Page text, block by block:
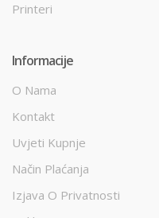
Printeri
Informacije
O Nama
Kontakt
Uvjeti Kupnje
Način Plaćanja
Izjava O Privatnosti